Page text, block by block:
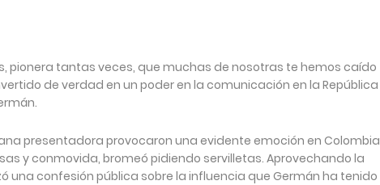
pionera tantas veces, que muchas de nosotras te hemos caído
de verdad en un poder en la comunicación en la República
presentadora provocaron una evidente emoción en Colombia
y conmovida, bromeó pidiendo servilletas. Aprovechando la
una confesión pública sobre la influencia que Germán ha tenido